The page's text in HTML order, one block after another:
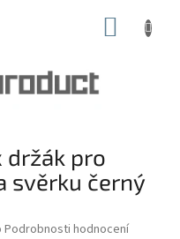
držák pro
svěrku černý
Podrobnosti hodnocení